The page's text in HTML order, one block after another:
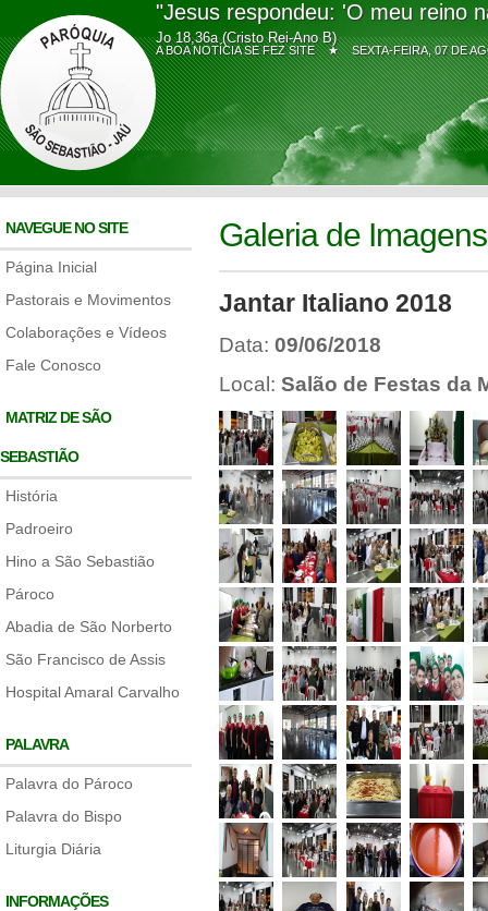
"Jesus respondeu: 'O meu reino
Jo 18,36a (Cristo Rei-Ano B)
A BOA NOTÍCIA SE FEZ SITE ★SEXTA-FEIRA, 07 DE
NAVEGUE NO SITE
Página Inicial
Pastorais e Movimentos
Colaborações e Vídeos
Fale Conosco
MATRIZ DE SÃO
SEBASTIÃO
História
Padroeiro
Hino a São Sebastião
Pároco
Abadia de São Norberto
São Francisco de Assis
Hospital Amaral Carvalho
PALAVRA
Palavra do Pároco
Palavra do Bispo
Liturgia Diária
INFORMAÇÕES
Galeria de Imagens
Jantar Italiano 2018
Data: 09/06/2018
Local: Salão de Festas da